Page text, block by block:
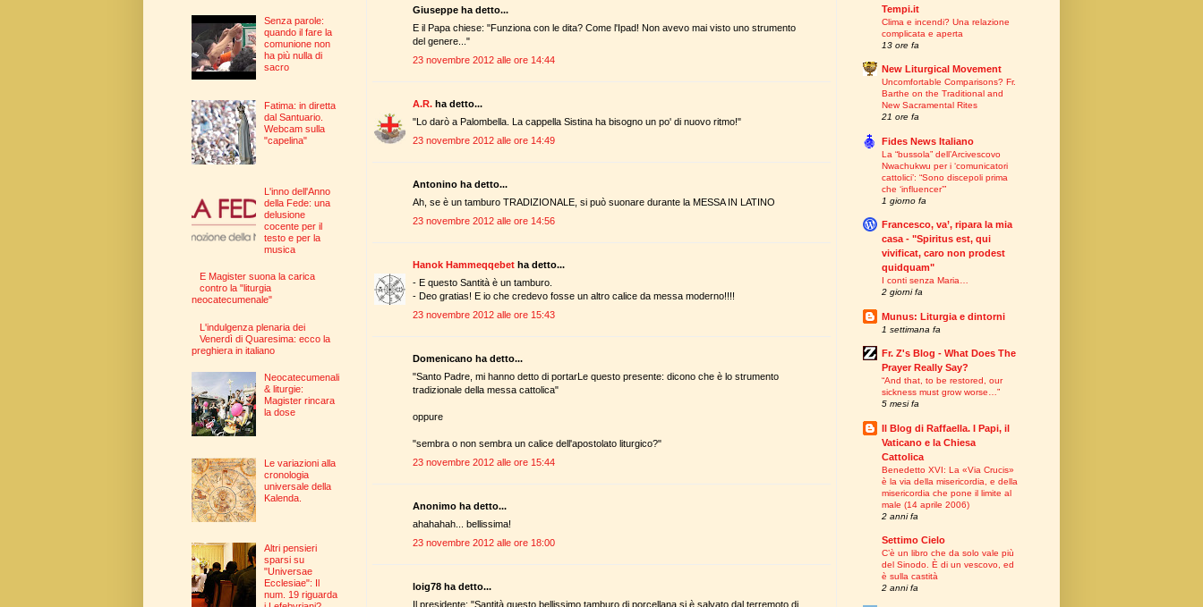
Giuseppe ha detto...
E il Papa chiese: "Funziona con le dita? Come l'Ipad! Non avevo mai visto uno strumento
del genere..."
23 novembre 2012 alle ore 14:44
A.R. ha detto...
"Lo darò a Palombella. La cappella Sistina ha bisogno un po' di nuovo ritmo!"
23 novembre 2012 alle ore 14:49
Antonino ha detto...
Ah, se è un tamburo TRADIZIONALE, si può suonare durante la MESSA IN LATINO
23 novembre 2012 alle ore 14:56
Hanok Hammeqqebet ha detto...
- E questo Santità è un tamburo.
- Deo gratias! E io che credevo fosse un altro calice da messa moderno!!!!
23 novembre 2012 alle ore 15:43
Domenicano ha detto...
"Santo Padre, mi hanno detto di portarLe questo presente: dicono che è lo strumento
tradizionale della messa cattolica"
oppure
"sembra o non sembra un calice dell'apostolato liturgico?"
23 novembre 2012 alle ore 15:44
Anonimo ha detto...
ahahahah... bellissima!
23 novembre 2012 alle ore 18:00
loig78 ha detto...
Il presidente: "Santità questo bellissimo tamburo di porcellana si è salvato dal terremoto di
Senza parole:
quando il fare la
comunione non
ha più nulla di
sacro
Fatima: in diretta
dal Santuario.
Webcam sulla
"capelina"
L'inno dell'Anno
della Fede: una
delusione
cocente per il
testo e per la
musica
E Magister suona la carica
contro la "liturgia
neocatecumenale"
L'indulgenza plenaria dei
Venerdì di Quaresima: ecco la
preghiera in italiano
Neocatecumenali
& liturgie:
Magister rincara
la dose
Le variazioni alla
cronologia
universale della
Kalenda.
Altri pensieri
sparsi su
"Universae
Ecclesiae": Il
num. 19 riguarda
Tempi.it
Clima e incendi? Una relazione
complicata e aperta
13 ore fa
New Liturgical Movement
Uncomfortable Comparisons? Fr.
Barthe on the Traditional and
New Sacramental Rites
21 ore fa
Fides News Italiano
La “bussola” dell’Arcivescovo
Nwachukwu per i ‘comunicatori
cattolici’: “Sono discepoli prima
che ‘influencer’”
1 giorno fa
Francesco, va’, ripara la mia
casa - "Spiritus est, qui
vivificat, caro non prodest
quidquam"
I conti senza Maria…
2 giorni fa
Munus: Liturgia e dintorni
1 settimana fa
Fr. Z's Blog - What Does The
Prayer Really Say?
“And that, to be restored, our
sickness must grow worse…”
5 mesi fa
Il Blog di Raffaella. I Papi, il
Vaticano e la Chiesa
Cattolica
Benedetto XVI: La «Via Crucis»
è la via della misericordia, e della
misericordia che pone il limite al
male (14 aprile 2006)
2 anni fa
Settimo Cielo
C’è un libro che da solo vale più
del Sinodo. È di un vescovo, ed
è sulla castità
2 anni fa